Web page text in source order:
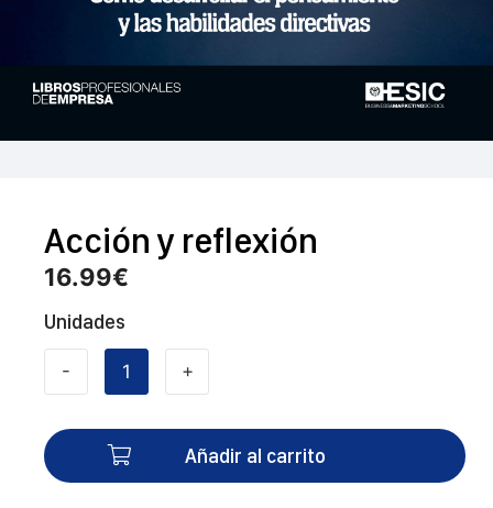
Acción y reflexión
16.99€
Unidades
-
cantidad
+
Añadir al carrito